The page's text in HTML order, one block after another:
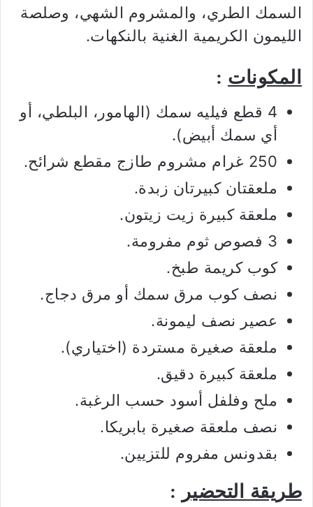
السمك الطري، والمشروم الشهي، وصلصة
الليمون الكريمية الغنية بالنكهات.
المكونات :
4 قطع فيليه سمك (الهامور، البلطي، أو
أي سمك أبيض).
250 غرام مشروم طازج مقطع شرائح.
ملعقتان كبيرتان زبدة.
ملعقة كبيرة زيت زيتون.
3 فصوص ثوم مفرومة.
كوب كريمة طبخ.
نصف كوب مرق سمك أو مرق دجاج.
عصير نصف ليمونة.
ملعقة صغيرة مستردة (اختياري).
ملعقة كبيرة دقيق.
ملح وفلفل أسود حسب الرغبة.
نصف ملعقة صغيرة بابريكا.
بقدونس مفروم للتزيين.
طريقة التحضير :